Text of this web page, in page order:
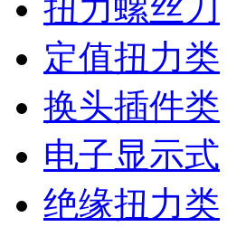
扭力螺丝刀
定值扭力类
换头插件类
电子显示式
绝缘扭力类